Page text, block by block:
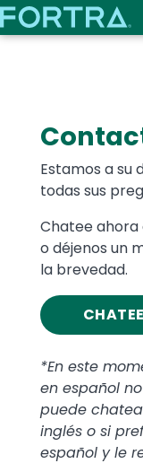
Estamos a su
todas sus
Chatee
o déjenos un
la brevedad.
*En este
en español
puede
inglés o si
español y le